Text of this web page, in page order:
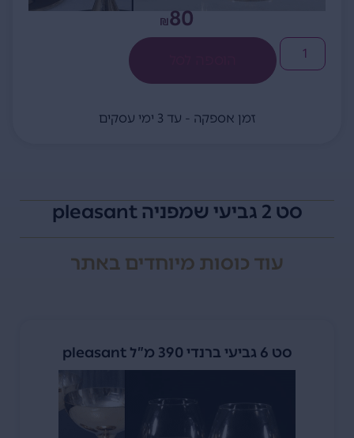
₪80
זמן אספקה - עד 3 ימי עסקים
סט 2 גביעי שמפניה pleasant
עודכוסות מיוחדיםבאתר
סט 6 גביעי ברנדי 390 מ”ל pleasant